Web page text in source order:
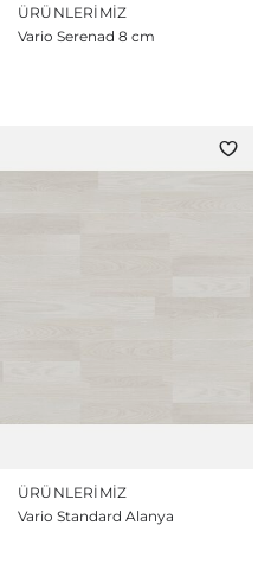
ÜRÜNLERIMIZ
Vario Serenad 8 cm
ÜRÜNLERIMIZ
Vario Standard Alanya